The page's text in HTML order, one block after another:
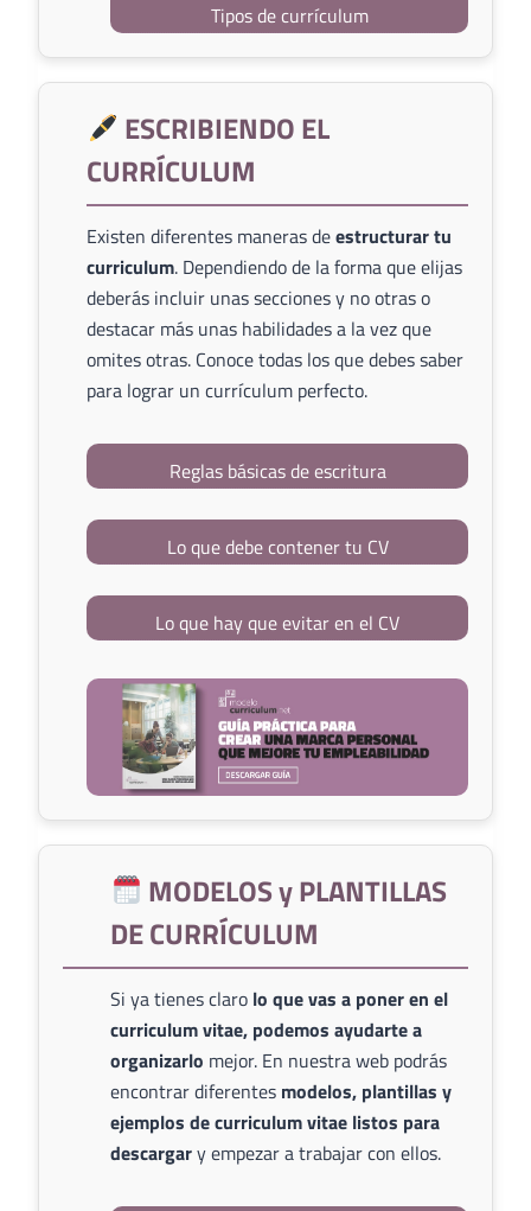
Tipos de currículum
ESCRIBIENDO EL
CURRÍCULUM
Existen diferentes maneras deestructurar tu
curriculum. Dependiendo de la forma que elijas
deberás incluir unas secciones y no otras o
destacar más unas habilidades a la vez que
omites otras. Conoce todas los que debes saber
para lograr un currículum perfecto.
Reglas básicas de escritura
Lo que debe contener tu CV
Lo que hay que evitar en el CV
MODELOS y PLANTILLAS
DE CURRÍCULUM
Si ya tienes claro lo que vas a poner en el
curriculum vitae, podemos ayudarte a
organizarlo mejor. En nuestra web podrás
encontrar diferentes modelos, plantillas y
ejemplos de curriculum vitae listos para
descargary empezar a trabajar con ellos.